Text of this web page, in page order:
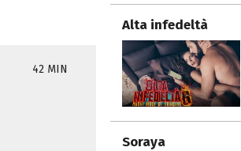
42 MIN
Alta infedeltà
Soraya